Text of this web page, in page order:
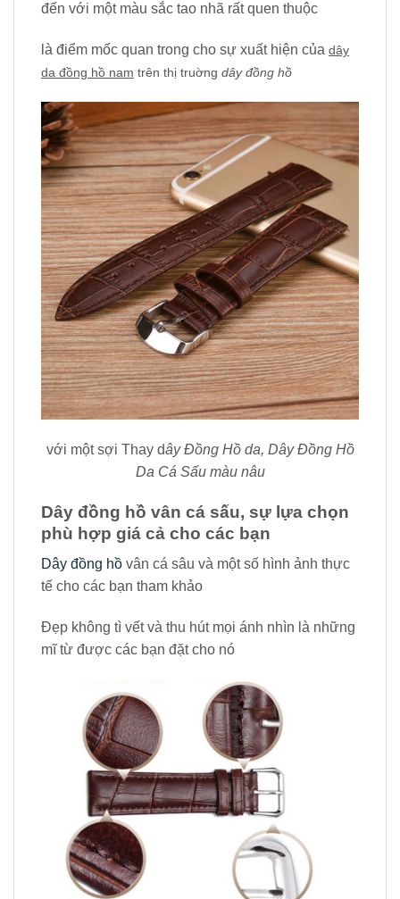
đến với một màu sắc tao nhã rất quen thuộc
là điểm mốc quan trong cho sự xuất hiện của dây
da đồng hồ nam trên thị truờng dây đồng hồ
với một sợi Thay dây Đồng Hồ da, Dây Đồng Hồ
Da Cá Sấu màu nâu
Dây đồng hồ vân cá sấu, sự lựa chọn
phù hợp giá cả cho các bạn
Dây đồng hồ vân cá sâu và một số hình ảnh thực
tế cho các bạn tham khảo
Đẹp không tì vết và thu hút mọi ánh nhìn là những
mĩ từ được các bạn đặt cho nó